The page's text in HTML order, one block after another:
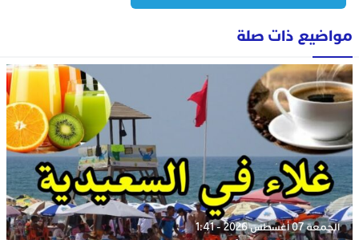
مواضيع ذات صلة
الجمعة 07 أغسطس 2026 - 1:41